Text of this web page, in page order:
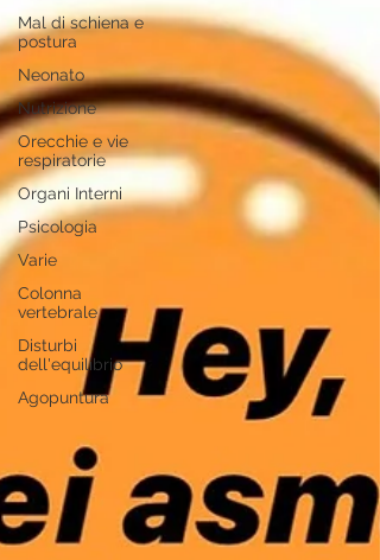
Mal di schiena e
postura
Neonato
Nutrizione
Orecchie e vie
respiratorie
Organi Interni
Psicologia
Varie
Colonna
vertebrale
Disturbi
dell'equilibrio
Agopuntura